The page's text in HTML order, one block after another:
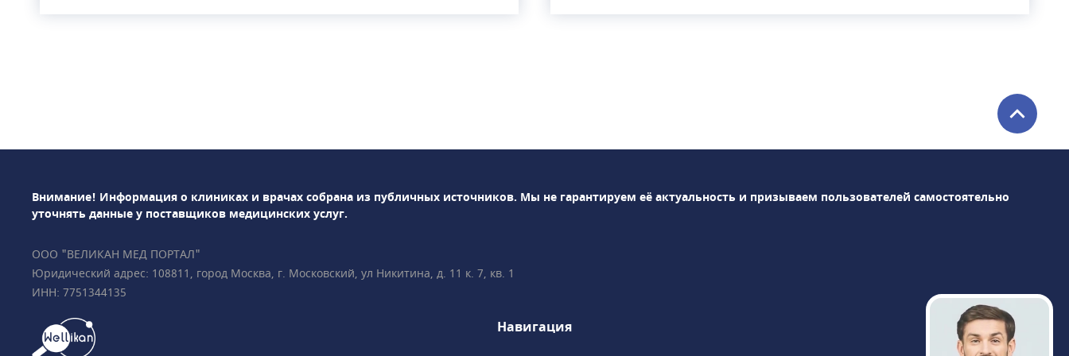
можно пройти ряд сложных и
высокотехнологичных операций: синус-
дентальную имплантация и др.
стоматология, офтальмология, хирургия,
пульмонология и др. В медицинском
компьютерная томография, рентген и др.
Внимание! Информация о клиниках и врачах собрана из публичных источников. Мы не гарантируем её актуальность и призываем пользователей самостоятельно
уточнять данные у поставщиков медицинских услуг.
ООО "ВЕЛИКАН МЕД ПОРТАЛ"
Юридический адрес: 108811, город Москва, г. Московский, ул Никитина, д. 11 к. 7, кв. 1
ИНН: 7751344135
Навигация